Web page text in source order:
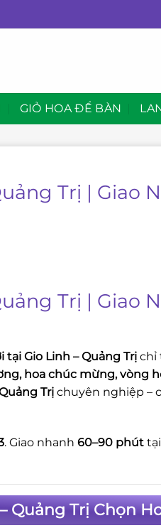
GIỎ HOA ĐỂ BÀN
Trị | Giao
Trị | Giao
tại Gio Linh – Quảng Trị chỉ
hoa chúc mừng, vòng
Trị chuyên nghiệp –
. Giao nhanh 60–90 phút
Quảng Trị Chọn